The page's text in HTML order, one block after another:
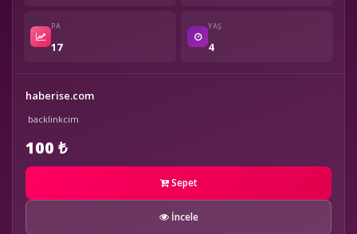
PA
17
YAŞ
4
haberise.com
backlinkcim
100 ₺
Sepet
İncele